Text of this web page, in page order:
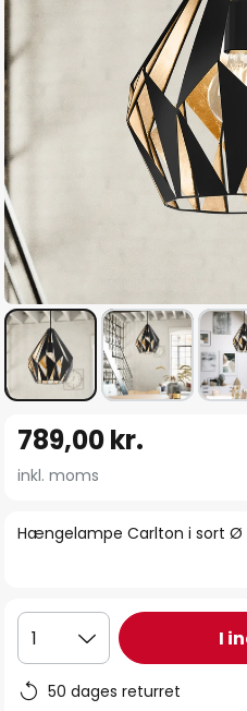
starten
billedgalleriet
Hængelampe Carlton i sort Ø
789,00 kr.
inkl. moms
1 I
50 dages returret